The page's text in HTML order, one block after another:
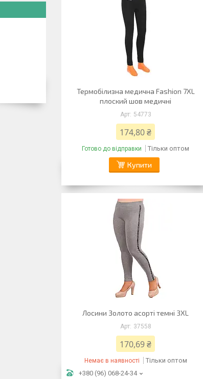
Термобілизна медична Fashion 7XL
плоский шов медичні
54773
174,80 ₴
Готово до відправки Тільки оптом
Купити
Лосини Золото асорті темні 3XL
37558
170,69 ₴
Немає в наявності
Тільки оптом
+380 (96) 068-24-34